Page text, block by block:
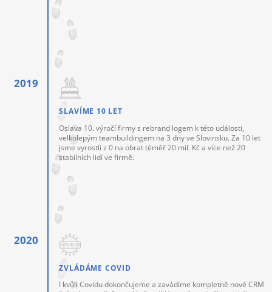
SLAVÍME 10 LET
Oslava 10. výročí firmy s rebrand logem k této události,
velkolepým teambuildingem na 3 dny ve Slovinsku. Za 10 let
jsme vyrostli z 0 na obrat téměř 20 mil. Kč a více než 20
stabilních lidí ve firmě.
ZVLÁDÁME COVID
I kvůli Covidu dokončujeme a zavádíme kompletně nové CRM